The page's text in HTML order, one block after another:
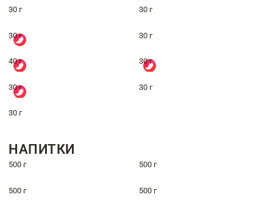
30 г 30 г
30 г 30 г
40 г 30 г
30 г 30 г
30 г
НАПИТКИ
500 г 500 г
500 г 500 г